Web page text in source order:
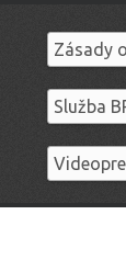
Zásady
Služba